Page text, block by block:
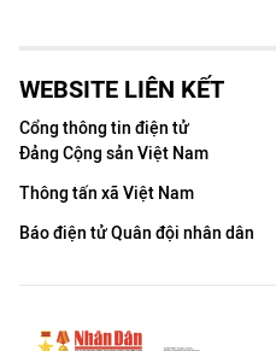
WEBSITE LIÊN KẾT
Cổng thông tin điện tử
Đảng Cộng sản Việt Nam
Thông tấn xã Việt Nam
Báo điện tử Quân đội nhân dân